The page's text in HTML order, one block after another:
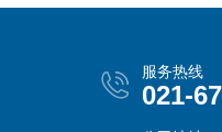
服务热线
021-